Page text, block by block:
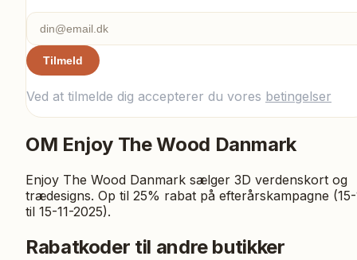
Tilmeld
Ved at tilmelde dig accepterer du vores betingelser
OM Enjoy The Wood Danmark
Enjoy The Wood Danmark sælger 3D verdenskort og
trædesigns. Op til 25% rabat på efter­års­kampagne
til 15-11-2025).
Rabatkoder til andre butikker